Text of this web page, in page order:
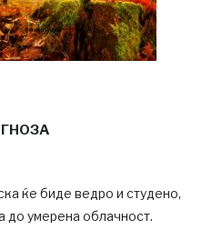
ќе биде ведро и студено,
до умерена облачност.